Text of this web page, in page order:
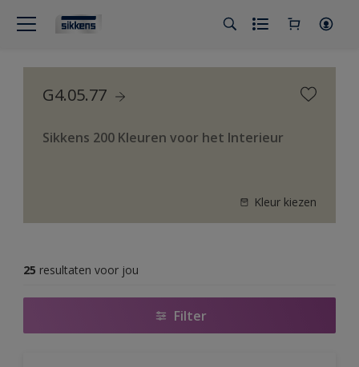
G4.05.77
Sikkens 200 Kleuren voor het Interieur
Kleur kiezen
25 resultaten voor jou
Filter